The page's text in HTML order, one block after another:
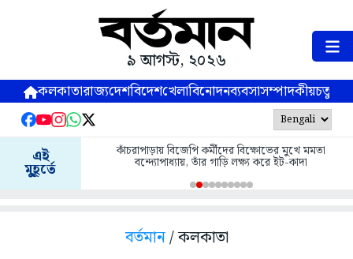
৯ আগস্ট, ২০২৬
কলকাতারাজ্যদেশবিদেশখেলাবিনোদনব্যবসাসম্পাদকীয়
এই
মুহূর্তে
কাঁচরাপাড়ায় বিজেপি কর্মীদের বিক্ষোভের মুখে মমতা
বন্দ্যোপাধ্যায়, তাঁর গাড়ি লক্ষ্য করে ইট-কাদা
বর্তমান/ কলকাতা